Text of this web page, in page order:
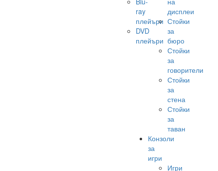
ray
плейъри
DVD
плейъри
дисплеи
Стойки
за
бюро
Стойки
за
говорители
Стойки
за
стена
Стойки
за
таван
Конзоли
за
игри
Игри